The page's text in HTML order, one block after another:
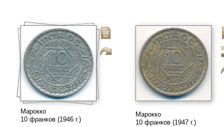
Марокко
10 франков (1946 г.)
Марокко
10 франков (1947 г.)